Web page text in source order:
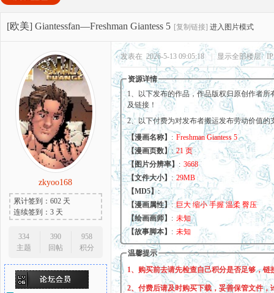
巨
爱
» › › ›
[欧美] Giantessfan—Freshman Giantess 5 [复制链接] 进入图片模式
zkyoo168
累计签到：602 天
连续签到：3 天
334
主题
390
回帖
958
积分
发表在 2026-5-13 09:05:18 显示全部楼层
资源详情
1、以下发布的作品，作品版权归原创作者所
及链接！
2、以下付费为对发布者搬运发布劳动价值的
【漫画名称】 : Freshman Giantess 5
【漫画页数】: 21 页
【图片分辨率】 : 3668
【文件大小】 : 29MB
【MD5】:
【漫画属性】: 巨大 缩小 手握 温柔 臀压
【绘画画师】 : 未知
【故事脚本】 : 未知
温馨提示
1、购买前去请先检查自己积分是否足够，链
2、付费后请及时购买下载，妥善保管文件